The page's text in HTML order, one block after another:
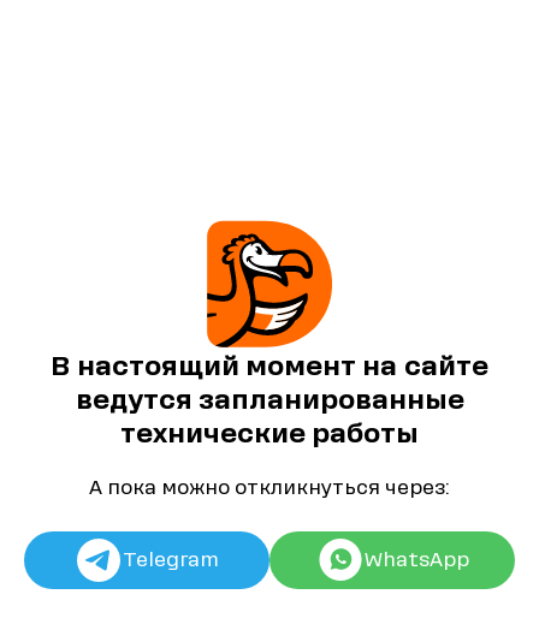
В настоящий момент на сайте
ведутся запланированные
технические работы
А пока можно откликнуться через:
Telegram WhatsApp